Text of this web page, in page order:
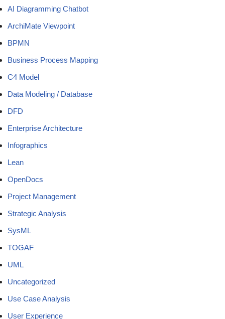
AI Diagramming Chatbot
ArchiMate Viewpoint
BPMN
Business Process Mapping
C4 Model
Data Modeling / Database
DFD
Enterprise Architecture
Infographics
Lean
OpenDocs
Project Management
Strategic Analysis
SysML
TOGAF
UML
Uncategorized
Use Case Analysis
User Experience